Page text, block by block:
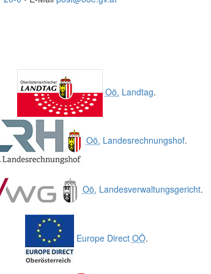
Oö. Landtag.
Oö. Landesrechnungshof.
Oö. Landesverwaltungsgericht.
Europe Direct OÖ.